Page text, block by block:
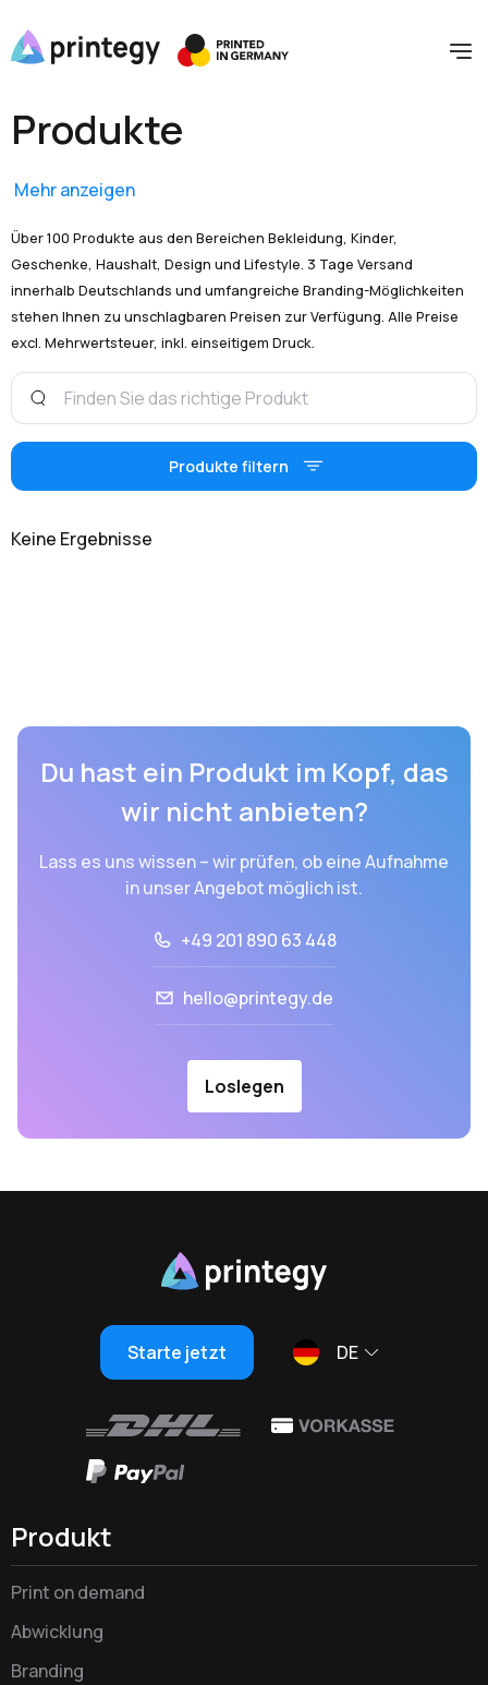
Produkte
Mehr anzeigen
Über 100 Produkte aus den Bereichen Bekleidung, Kinder,
Geschenke, Haushalt, Design und Lifestyle. 3 Tage Versand
innerhalb Deutschlands und umfangreiche Branding-Möglichkeiten
stehen Ihnen zu unschlagbaren Preisen zur Verfügung. Alle Preise
excl. Mehrwertsteuer, inkl. einseitigem Druck.
Produkte filtern
Keine Ergebnisse
Du hast ein Produkt im Kopf, das
wir nicht anbieten?
Lass es uns wissen – wir prüfen, ob eine Aufnahme
in unser Angebot möglich ist.
+49 201 890 63 448
hello@printegy.de
Loslegen
Starte jetzt DE
Produkt
Print on demand
Abwicklung
Branding